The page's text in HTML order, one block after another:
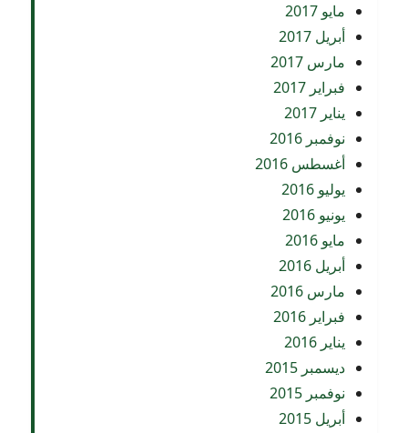
مايو 2017
أبريل 2017
مارس 2017
فبراير 2017
يناير 2017
نوفمبر 2016
أغسطس 2016
يوليو 2016
يونيو 2016
مايو 2016
أبريل 2016
مارس 2016
فبراير 2016
يناير 2016
ديسمبر 2015
نوفمبر 2015
أبريل 2015